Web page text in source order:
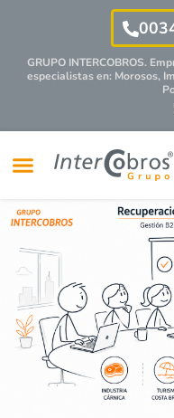
GRUPO INTERCOBROS.
especialistasen: Morosos,